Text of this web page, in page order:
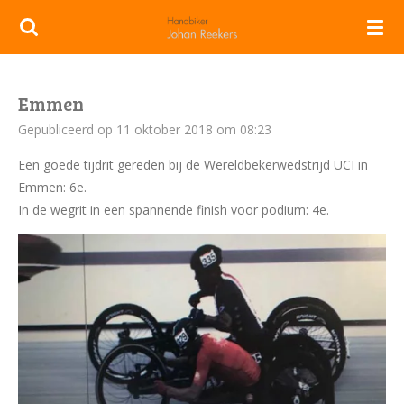
Ga
hoofdinhoud
Emmen
Gepubliceerd op 11 oktober 2018 om 08:23
Een goede tijdrit gereden bij de Wereldbekerwedstrijd UCI in
Emmen: 6e.
In de wegrit in een spannende finish voor podium: 4e.